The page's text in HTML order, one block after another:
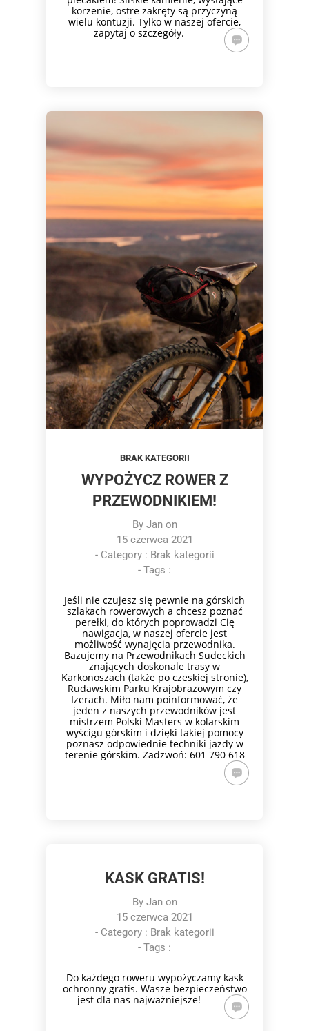
korzenie, ostre zakręty są przyczyną
wielu kontuzji. Tylko w naszej ofercie,
zapytaj o szczegóły.
BRAK KATEGORII
WYPOŻYCZ ROWER Z
PRZEWODNIKIEM!
By Janon
15 czerwca 2021
- Category : Brak kategorii
- Tags :
Jeśli nie czujesz się pewnie na górskich
szlakach rowerowych a chcesz poznać
perełki, do których poprowadzi Cię
nawigacja, w naszej ofercie jest
możliwość wynajęcia przewodnika.
Bazujemy na Przewodnikach Sudeckich
znających doskonale trasy w
Karkonoszach (także po czeskiej stronie),
Rudawskim Parku Krajobrazowym czy
Izerach. Miło nam poinformować, że
jeden z naszych przewodników jest
mistrzem Polski Masters w kolarskim
wyścigu górskim i dzięki takiej pomocy
poznasz odpowiednie techniki jazdy w
terenie górskim. Zadzwoń: 601 790 618
KASK GRATIS!
By Janon
15 czerwca 2021
- Category : Brak kategorii
- Tags :
Do każdego roweru wypożyczamy kask
ochronny gratis. Wasze bezpieczeństwo
jest dla nas najważniejsze!